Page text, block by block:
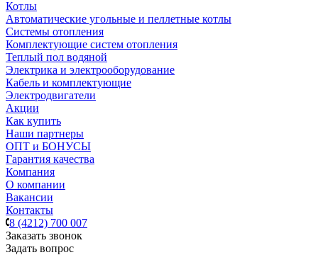
Котлы
Автоматические угольные и пеллетные котлы
Системы отопления
Комплектующие систем отопления
Теплый пол водяной
Электрика и электрооборудование
Кабель и комплектующие
Электродвигатели
Акции
Как купить
Наши партнеры
ОПТ и БОНУСЫ
Гарантия качества
Компания
О компании
Вакансии
Контакты
8 (4212) 700 007
Заказать звонок
Задать вопрос